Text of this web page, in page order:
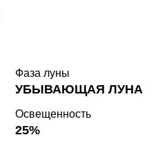
Фаза луны
УБЫВАЮЩАЯ ЛУНА
Освещенность
25%